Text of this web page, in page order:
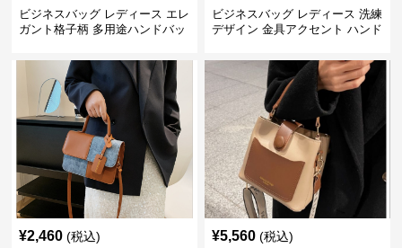
ビジネスバッグ レディース エレ
ガント格子柄 多用途ハンドバッ
ビジネスバッグ レディース 洗練
デザイン 金具アクセント ハンド
¥2,460 (税込) ¥5,560 (税込)